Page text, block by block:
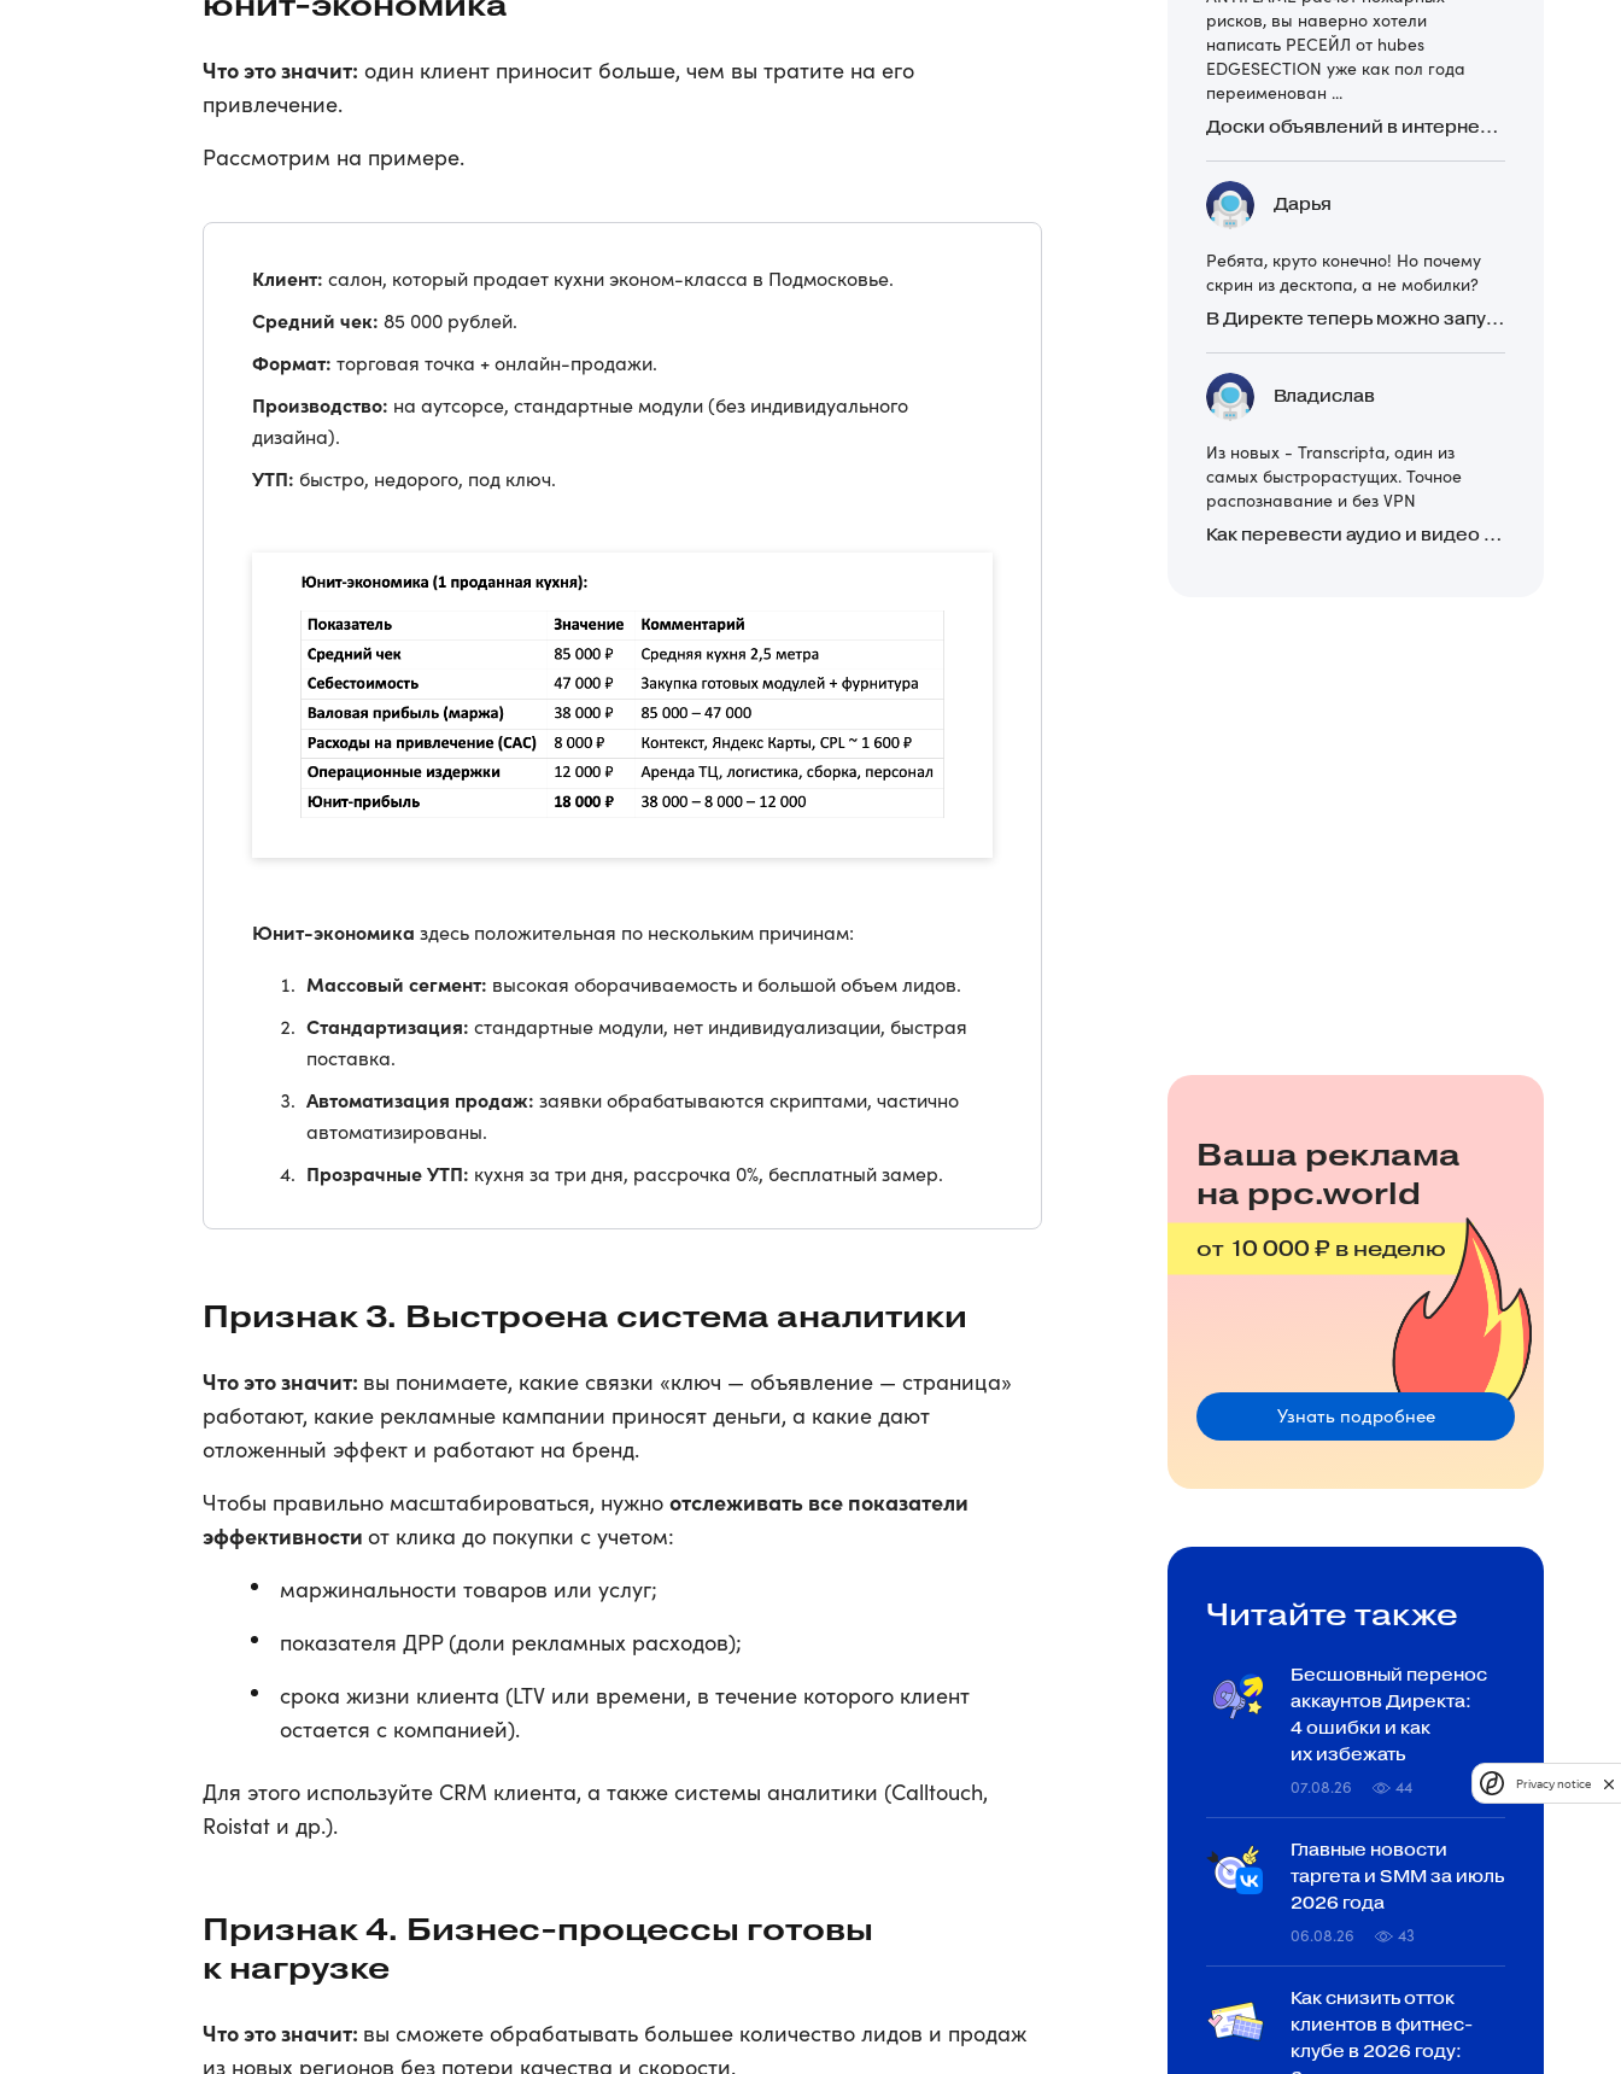
Что это значит: один клиент приносит больше, чем вы тратите на его
привлечение.
Рассмотрим на примере.
Клиент: салон, который продает кухни эконом-класса в Подмосковье.
Средний чек: 85 000 рублей.
Формат: торговая точка + онлайн-продажи.
Производство: на аутсорсе, стандартные модули (без индивидуального
дизайна).
УТП: быстро, недорого, под ключ.
Юнит-экономика здесь положительная по нескольким причинам:
Массовый сегмент: высокая оборачиваемость и большой объем лидов.
Стандартизация: стандартные модули, нет индивидуализации, быстрая
поставка.
Автоматизация продаж: заявки обрабатываются скриптами, частично
автоматизированы.
Прозрачные УТП: кухня за три дня, рассрочка 0%, бесплатный замер.
Признак 3. Выстроена система аналитики
Что это значит: вы понимаете, какие связки «ключ — объявление — страница»
работают, какие рекламные кампании приносят деньги, а какие дают
отложенный эффект и работают на бренд.
Чтобы правильно масштабироваться, нужно отслеживать все показатели
эффективности от клика до покупки с учетом:
маржинальности товаров или услуг;
показателя ДРР (доли рекламных расходов);
срока жизни клиента (LTV или времени, в течение которого клиент
остается с компанией).
Для этого используйте CRM клиента, а также системы аналитики (Calltouch,
Roistat и др.).
Признак 4. Бизнес-процессы готовы
к нагрузке
Что это значит: вы сможете обрабатывать большее количество лидов и продаж
из новых регионов без потери качества и скорости.
рисков, вы наверно хотели
написать РЕСЕЙЛ от hubes
EDGESECTION уже как пол года
переименован ...
Доски объявлений в интернете: какие лучше и безопаснее? Сравниваем 5 популярных
Дарья
Ребята, круто конечно! Но почему
скрин из десктопа, а не мобилки?
В Директе теперь можно запускать Премиум-билборд для мобильных устройств
Владислав
Из новых - Transcripta, один из
самых быстрорастущих. Точное
распознавание и без VPN
Как перевести аудио и видео в текст: обзор 24 нейросетей, программ и сервисов для транскрибации
Ваша реклама
на ppc.world
от 10 000 ₽ в неделю
Узнать подробнее
Читайте также
Бесшовный перенос
аккаунтов Директа:
4 ошибки и как
их избежать
07.08.26 44
Главные новости
таргета и SMM за июль
2026 года
06.08.26 43
Как снизить отток
клиентов в фитнес-
клубе в 2026 году:
Privacy notice